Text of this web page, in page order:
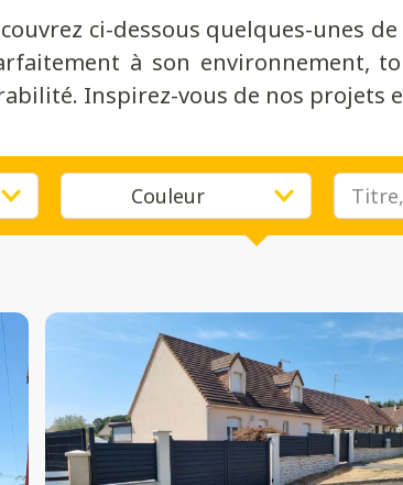
ci-dessous quelques-unes
à son environnement,
Inspirez-vous de nos
Couleur